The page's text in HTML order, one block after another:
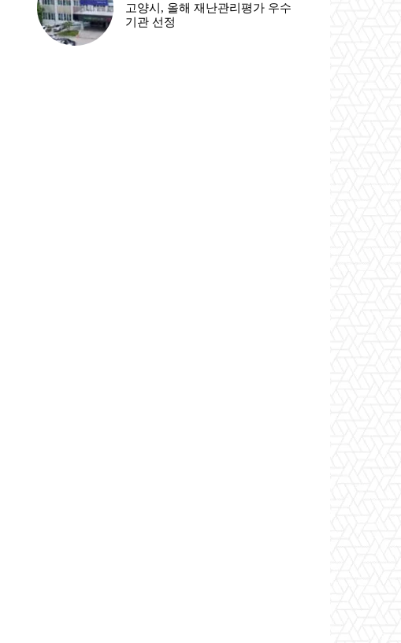
고양시, 올해 재난관리평가 우수
기관 선정